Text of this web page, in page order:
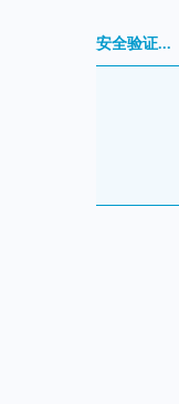
安全验证...